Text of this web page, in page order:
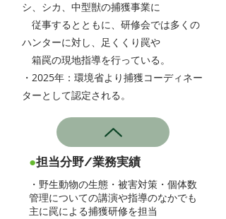
シ、シカ、中型獣の捕獲事業に
従事するとともに、研修会では多くの
ハンターに対し、足くくり罠や
箱罠の現地指導を行っている。
・2025年：環境省より捕獲コーディネー
ターとして認定される。
●担当分野/業務実績
・野生動物の生態・被害対策・個体数
管理についての講演や指導のなかでも
主に罠による捕獲研修を担当